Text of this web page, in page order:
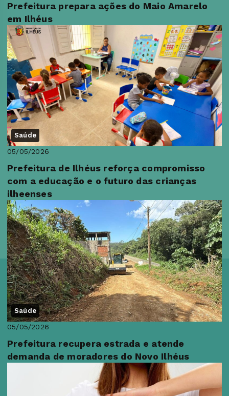
Prefeitura prepara ações do Maio Amarelo
em Ilhéus
Saúde
05/05/2026
Prefeitura de Ilhéus reforça compromisso
com a educação e o futuro das crianças
ilheenses
Saúde
05/05/2026
Prefeitura recupera estrada e atende
demanda de moradores do Novo Ilhéus